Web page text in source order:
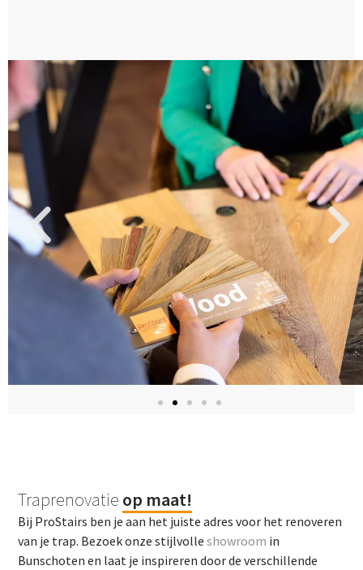
Traprenovatie op maat!
Bij ProStairs ben je aan het juiste adres voor het renoveren
van je trap. Bezoek onze stijlvolleshowroom in
Bunschoten en laat je inspireren door de verschillende